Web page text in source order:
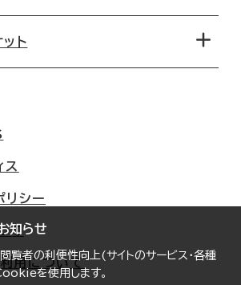
知らせ
閲覧者の利便性向上(サイトのサービス・各種
を使用します。
す
レーション
ル
ト
ス
リシー
て
用について